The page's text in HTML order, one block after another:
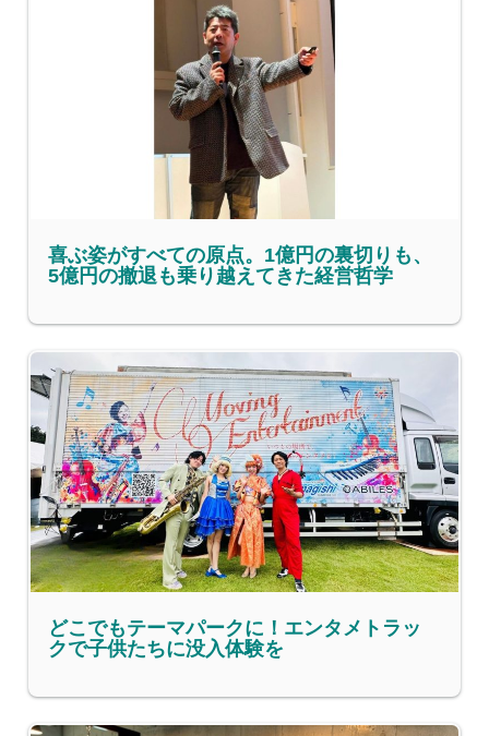
喜ぶ姿がすべての原点。1億円の裏切りも、
5億円の撤退も乗り越えてきた経営哲学
どこでもテーマパークに！エンタメトラッ
クで子供たちに没入体験を